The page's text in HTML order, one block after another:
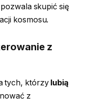
skupić się
kosmosu.
z
tych, którzy lubią
z